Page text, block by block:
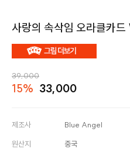
사랑의 속삭임 오라클카
39,000
15% 33,000
제조사 Blue Angel
원산지 중국